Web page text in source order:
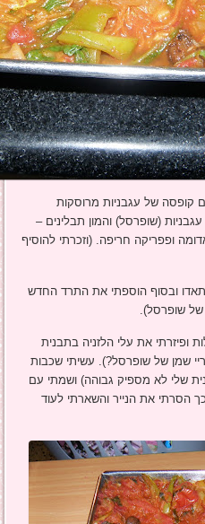
קופסה של עגבניות מרוסקות
(שופרסל) והמון תבלינים –
ופפריקה חריפה. (וזכרתי להוסיף
ובסוף הוספתי את התרד החדש
של שופרסל).
את התנור ל200 מעלות ופיזרתי את עלי הלזניה בתבנית
שמן של שופרסל?). עשיתי שכבות
שלי לא מספיק גבוהה) ושמתי עם
הסרתי את הנייר והשארתי לעוד